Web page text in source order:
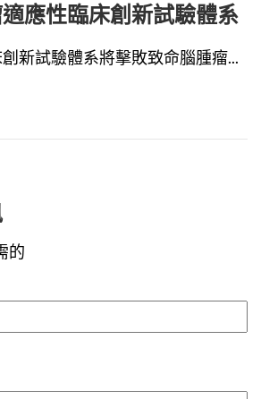
應性臨床創新試驗體系
新試驗體系將擊敗致命腦腫瘤...
的